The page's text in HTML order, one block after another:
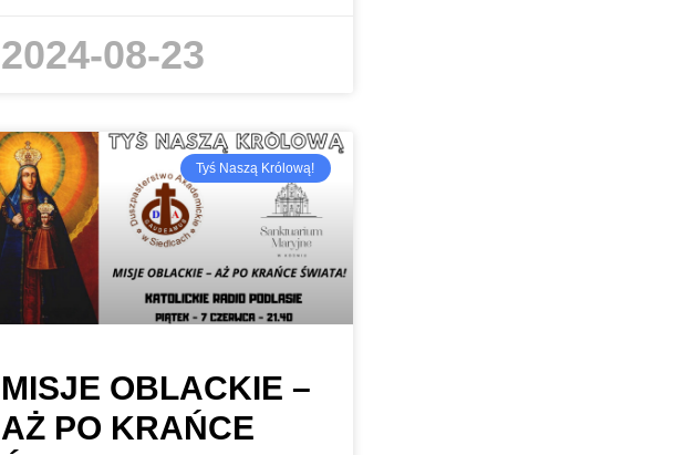
2024-08-23
Tyś Naszą Królową!
MISJE OBLACKIE –
AŻ PO KRAŃCE